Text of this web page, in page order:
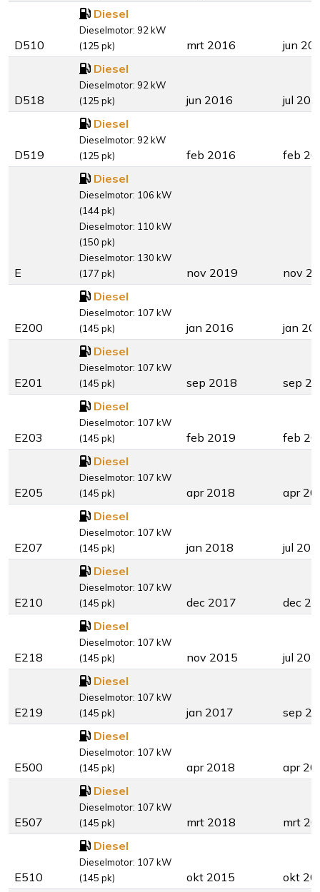
D510
Diesel
Dieselmotor: 92 kW
(125 pk)
mrt 2016 jun
D518
Diesel
Dieselmotor: 92 kW
(125 pk)
jun 2016 jul
D519
Diesel
Dieselmotor: 92 kW
(125 pk)
feb 2016 feb
E
Diesel
Dieselmotor: 106 kW
(144 pk)
Dieselmotor: 110 kW
(150 pk)
Dieselmotor: 130 kW
(177 pk)
nov 2019 nov
E200
Diesel
Dieselmotor: 107 kW
(145 pk)
jan 2016 jan
E201
Diesel
Dieselmotor: 107 kW
(145 pk)
sep 2018 sep
E203
Diesel
Dieselmotor: 107 kW
(145 pk)
feb 2019 feb
E205
Diesel
Dieselmotor: 107 kW
(145 pk)
apr 2018 apr
E207
Diesel
Dieselmotor: 107 kW
(145 pk)
jan 2018 jul
E210
Diesel
Dieselmotor: 107 kW
(145 pk)
dec 2017 dec
E218
Diesel
Dieselmotor: 107 kW
(145 pk)
nov 2015 jul
E219
Diesel
Dieselmotor: 107 kW
(145 pk)
jan 2017 sep
E500
Diesel
Dieselmotor: 107 kW
(145 pk)
apr 2018 apr
E507
Diesel
Dieselmotor: 107 kW
(145 pk)
mrt 2018 mrt
E510
Diesel
Dieselmotor: 107 kW
(145 pk)
okt 2015 okt